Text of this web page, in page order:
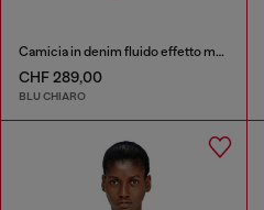
Camicia in denim fluido effetto marmorizzato
CHF 289,00
BLU CHIARO